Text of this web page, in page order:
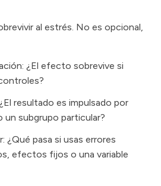
al estrés. No es opcional,
¿El efecto sobrevive si
resultado es impulsado por
un subgrupo particular?
¿Qué pasa si usas errores
efectos fijos o una variable